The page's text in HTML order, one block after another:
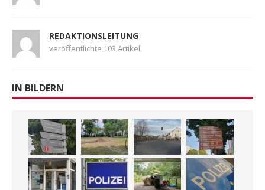
REDAKTIONSLEITUNG
veröffentlichte 103 Artikel
IN BILDERN